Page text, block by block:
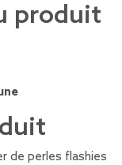
produit
de perles flashies